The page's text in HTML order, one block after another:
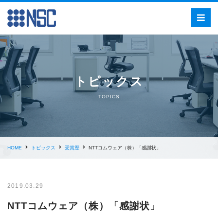
トピックス
TOPICS
HOME トピックス 受賞歴 NTTコムウェア（株）「感謝状」
2019.03.29
NTTコムウェア（株）「感謝状」